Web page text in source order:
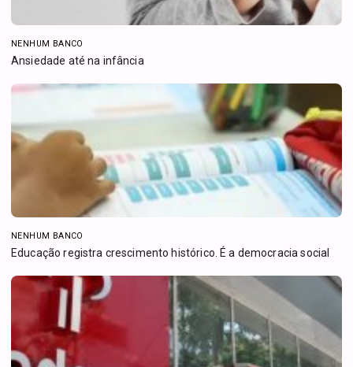
NENHUM BANCO
Ansiedade até na infância
NENHUM BANCO
Educação registra crescimento histórico. É a democracia social